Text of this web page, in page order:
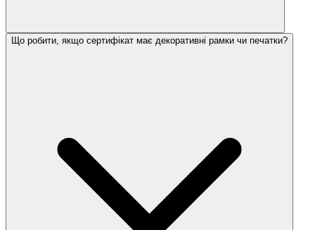
Що робити, якщо сертифікат має декоративні рамки чи печатки?